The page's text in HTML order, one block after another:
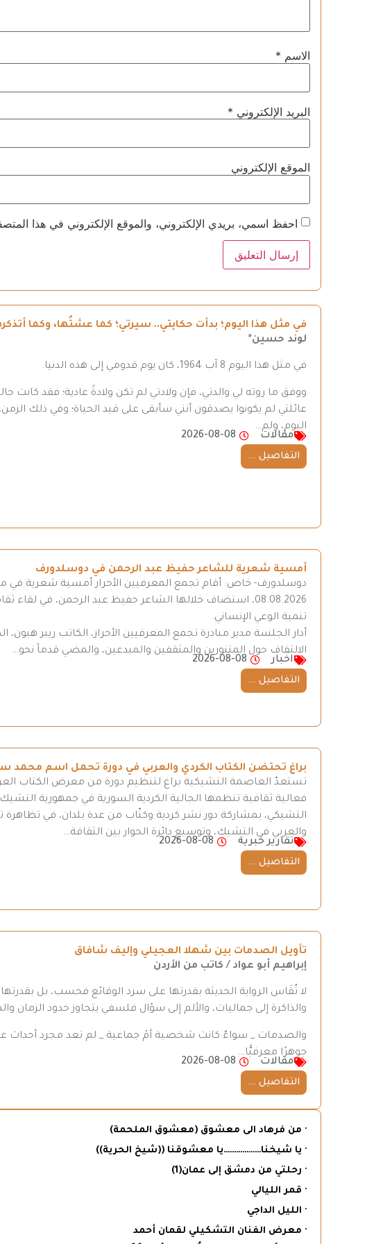
الاسم *
البريد الإلكتروني *
الموقع الإلكتروني
احفظ اسمي، بريدي الإلكتروني، والموقع الإلكتروني في هذا
في مثل هذا اليوم؛ بدأت حكايتي.. سيرتي؛ كما عشتُها، وكما
لوند حسين*
في مثل هذا اليوم 8 آب 1964، كان يوم قدومي إلى هذه الدنيا.
ووفق ما روته لي والدتي، فإن ولادتي لم تكن ولادةً عادية؛ فقد
عائلتي لم يكونوا يصدقون أنني سأبقى على قيد الحياة؛ وفي ذلك
اليوم، ولم…
مقالات
2026-08-08
التفاصيل ...
أمسية شعرية للشاعر حفيظ عبد الرحمن في دوسلدورف
دوسلدورف- خاص: أقام تجمع المعرفيين الأحرار أمسية شعرية في
08.08.2026، استضاف خلالها الشاعر حفيظ عبد الرحمن، في
تنمية الوعي الإنساني.
أدار الجلسة مدير مبادرة تجمع المعرفيين الأحرار، الكاتب ريبر
الالتفاف حول المتنورين والمثقفين والمبدعين، والمضي قدماً نحو…
اخبار
2026-08-08
التفاصيل ...
براغ تحتضن الكتاب الكردي والعربي في دورة تحمل اسم
فعالية ثقافية تنظمها الجالية الكردية السورية في جمهورية
التشيكي، بمشاركة دور نشر كردية وكتّاب من عدة بلدان، في تظاهرة
والعربي في التشيك، وتوسيع دائرة الحوار بين الثقافة…
تقارير خبرية
2026-08-08
التفاصيل ...
تأويل الصدمات بين شهلا العجيلي وإليف شافاق
إبراهيم أبو عواد / كاتب من الأردن
لا تُقَاس الرواية الحديثة بقدرتها على سرد الوقائع فحسب، بل بقدرتها
والذاكرة إلى جماليات، والألم إلى سؤال فلسفي يتجاوز حدود الزمان
والصدمات _ سواءٌ كانت شخصية أمْ جماعية _ لم تعد مجرد أحداث
جوهرًا معرفيًّا…
مقالات
2026-08-08
التفاصيل ...
· من فرهاد الى معشوق (معشوق الملحمة)
· يا شيخنا………………يا معشوقنا ((شيخ الحرية))
· رحلتي من دمشق إلى عمان(1)
· قمر الليالي
· الليل الداجي
· معرض الفنان التشكيلي لقمان أحمد